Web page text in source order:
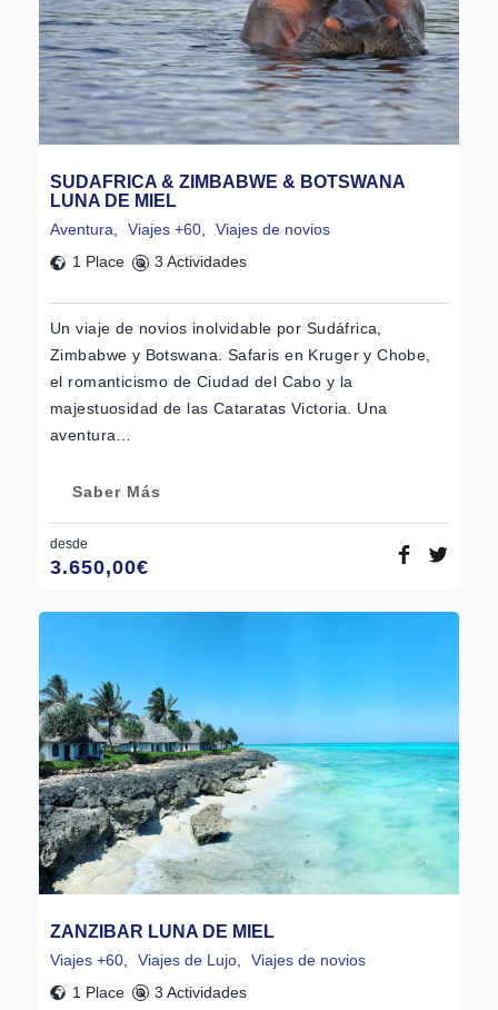
SUDAFRICA & ZIMBABWE & BOTSWANA
LUNA DE MIEL
Aventura, Viajes +60,
Viajes de novios
1 Place
3 Actividades
Un viaje de novios inolvidable por Sudáfrica,
Zimbabwe y Botswana. Safaris en Kruger y Chobe,
el romanticismo de Ciudad del Cabo y la
majestuosidad de las Cataratas Victoria. Una
aventura…
Saber Más
desde
3.650,00€
ZANZIBAR LUNA DE MIEL
Viajes +60 Viajes de Lujo
Viajes de novios
1 Place
3 Actividades